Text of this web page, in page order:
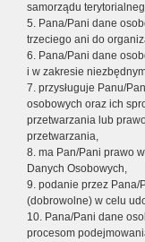
samorządu
5. Pana/Pani dane
trzeciego ani do
6. Pana/Pani dane
i w zakresie
7. przysługuje Panu/
osobowych oraz ich
przetwarzania lub
przetwarzania,
8. ma Pan/Pani prawo
Danych Osobowych,
9. podanie przez Pana/
(dobrowolne) w celu
10. Pana/Pani dane
procesom